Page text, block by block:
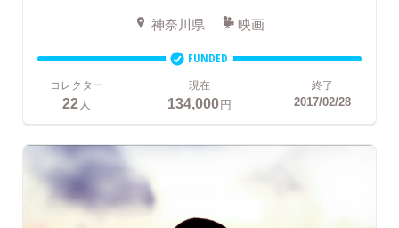
神奈川県 映画
FUNDED
コレクター
22 人
現在
134,000円
終了
2017/02/28